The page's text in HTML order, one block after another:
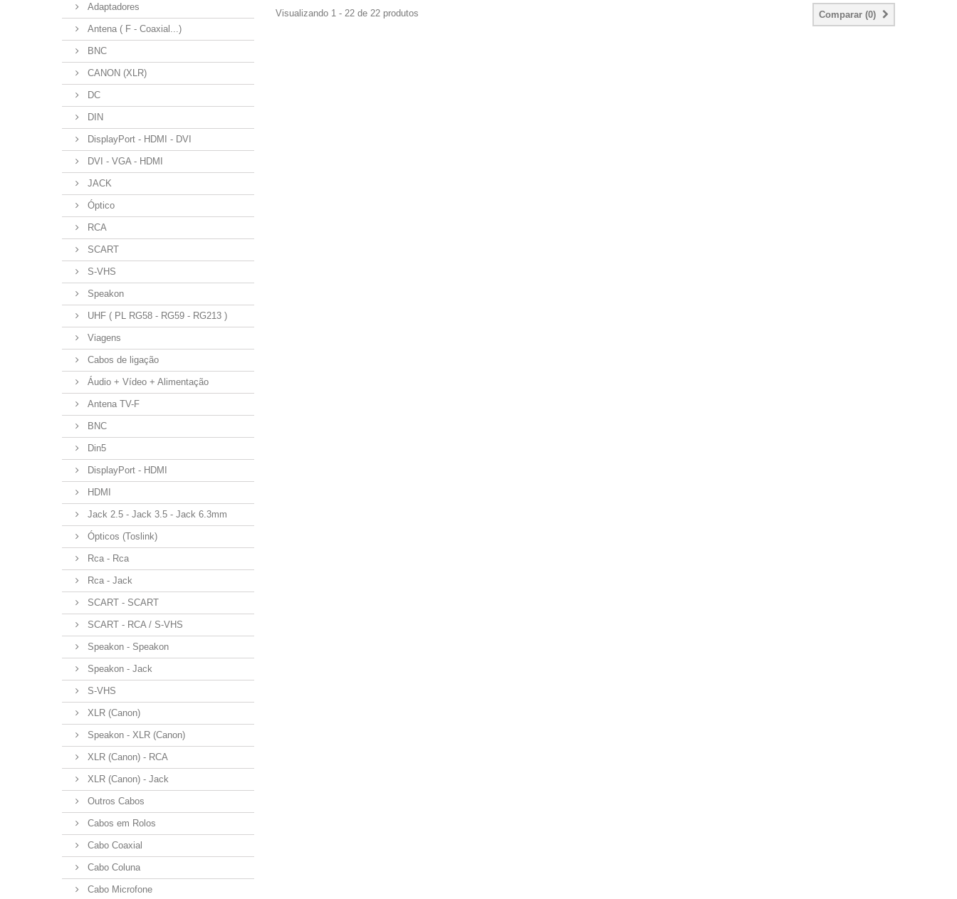
Adaptadores
Antena ( F - Coaxial...)
BNC
CANON (XLR)
DC
DIN
DisplayPort - HDMI - DVI
DVI - VGA - HDMI
JACK
Óptico
RCA
SCART
S-VHS
Speakon
UHF ( PL RG58 - RG59 - RG213 )
Viagens
Cabos de ligação
Áudio + Vídeo + Alimentação
Antena TV-F
BNC
Din5
DisplayPort - HDMI
HDMI
Jack 2.5 - Jack 3.5 - Jack 6.3mm
Ópticos (Toslink)
Rca - Rca
Rca - Jack
SCART - SCART
SCART - RCA / S-VHS
Speakon - Speakon
Speakon - Jack
S-VHS
XLR (Canon)
Speakon - XLR (Canon)
XLR (Canon) - RCA
XLR (Canon) - Jack
Outros Cabos
Cabos em Rolos
Cabo Coaxial
Cabo Coluna
Cabo Microfone
Comparar (0)
Visualizando 1 - 22 de 22 produtos